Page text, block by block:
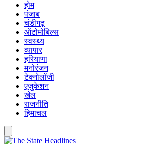
होम
पंजाब
चंडीगढ़
ऑटोमोबिल्स
स्वस्थ्य
व्यापार
हरियाणा
मनोरंजन
टेक्नोलॉजी
एजुकेशन
खेल
राजनीति
हिमाचल